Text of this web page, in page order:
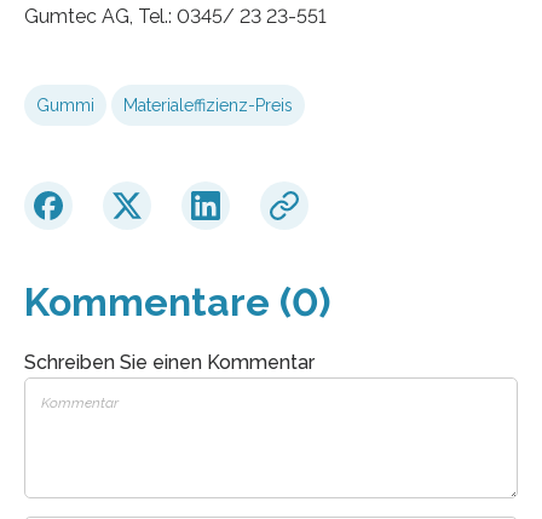
Gumtec AG, Tel.: 0345/ 23 23-551
Gummi Materialeffizienz-Preis
Kommentare (0)
Schreiben Sie einen Kommentar